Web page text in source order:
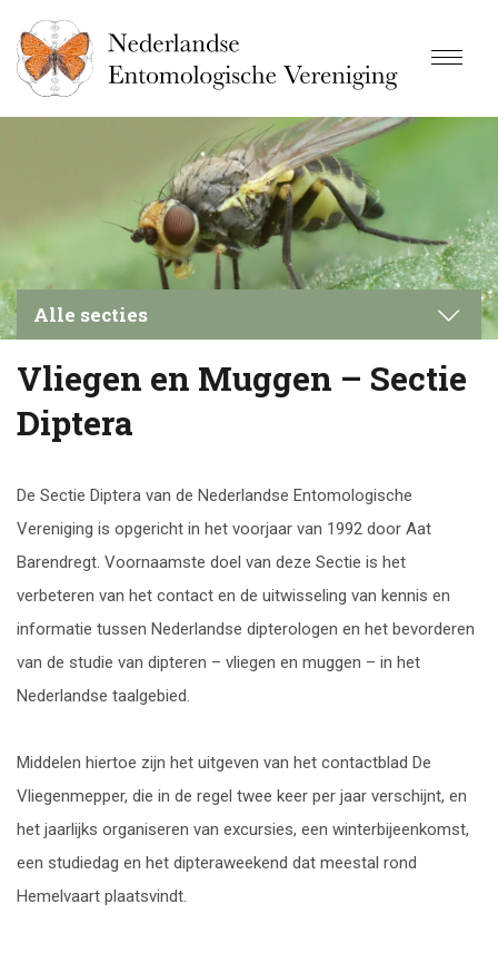
Alle secties
Bijen en wespen
Bodemfauna
Entomologendag
Insecten & Natuurbeheer
Insectenfotografie
Micro-vlinders
Mieren
Vliegen en Muggen – Sectie
Diptera
De Sectie Diptera van de Nederlandse Entomologische
Vereniging is opgericht in het voorjaar van 1992 door Aat
Barendregt. Voornaamste doel van deze Sectie is het
verbeteren van het contact en de uitwisseling van kennis en
informatie tussen Nederlandse dipterologen en het bevorderen
van de studie van dipteren – vliegen en muggen – in het
Nederlandse taalgebied.
Middelen hiertoe zijn het uitgeven van het contactblad De
Vliegenmepper, die in de regel twee keer per jaar verschijnt, en
het jaarlijks organiseren van excursies, een winterbijeenkomst,
een studiedag en het dipteraweekend dat meestal rond
Hemelvaart plaatsvindt.